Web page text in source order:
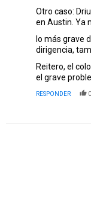
Otro caso:
en Austin. Ya
lo más grave
dirigencia,
Reitero, el
el grave
RESPONDER 0